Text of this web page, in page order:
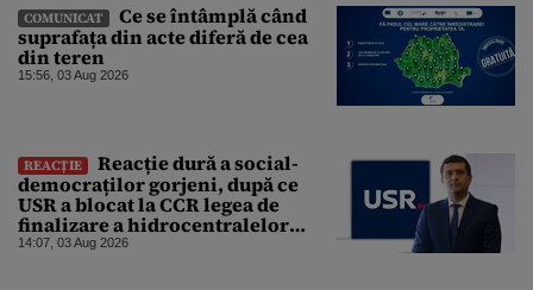
COMUNICAT
Ce se întâmplă când
suprafața din acte diferă de cea
din teren
15:56, 03 Aug 2026
REACȚIE
Reacție dură a social-
democraților gorjeni, după ce
USR a blocat la CCR legea de
finalizare a hidrocentralelor
abandonate. „Nu ne-ar surprinde
14:07, 03 Aug 2026